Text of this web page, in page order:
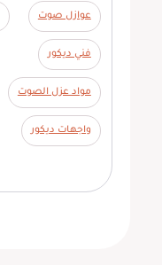
عوازل صوت
فني ديكور
مواد عزل الصوت
واجهات ديكور